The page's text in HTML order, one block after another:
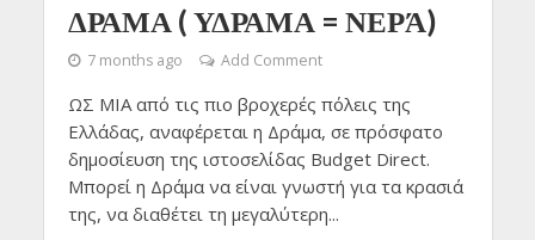
ΔΡΑΜΑ ( ΥΔΡΑΜΑ = ΝΕΡΆ)
7 months ago Add Comment
ΩΣ ΜΙΑ από τις πιο βροχερές πόλεις της
Ελλάδας, αναφέρεται η Δράμα, σε πρόσφατο
δημοσίευση της ιστοσελίδας Budget Direct.
Μπορεί η Δράμα να είναι γνωστή για τα κρασιά
της, να διαθέτει τη μεγαλύτερη...